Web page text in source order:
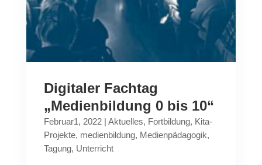
Digitaler Fachtag
„Medienbildung 0 bis 10“
Februar1, 2022| Aktuelles, Fortbildung, Kita-
Projekte, medienbildung, Medienpädagogik,
Tagung, Unterricht